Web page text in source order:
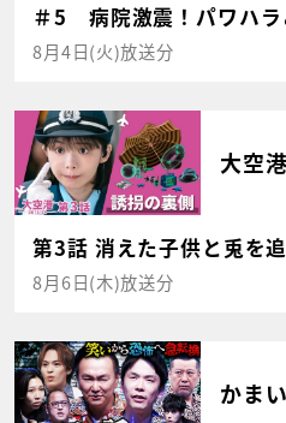
＃5 病院激震！パワハラ
8月4日(火)放送分
大空
第3話 消えた子供と兎を追
8月6日(木)放送分
かま